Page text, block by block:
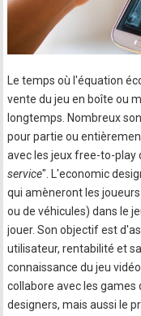
Le temps où l'équation
vente du jeu en boîte ou
longtemps. Nombreux
pour partie ou
avec les jeux free-to-play
service". L'economic
qui amèneront les
ou de véhicules) dans le
jouer. Son objectif est
utilisateur, rentabilité et
connaissance du jeu
collabore avec les games
designers, mais aussi le